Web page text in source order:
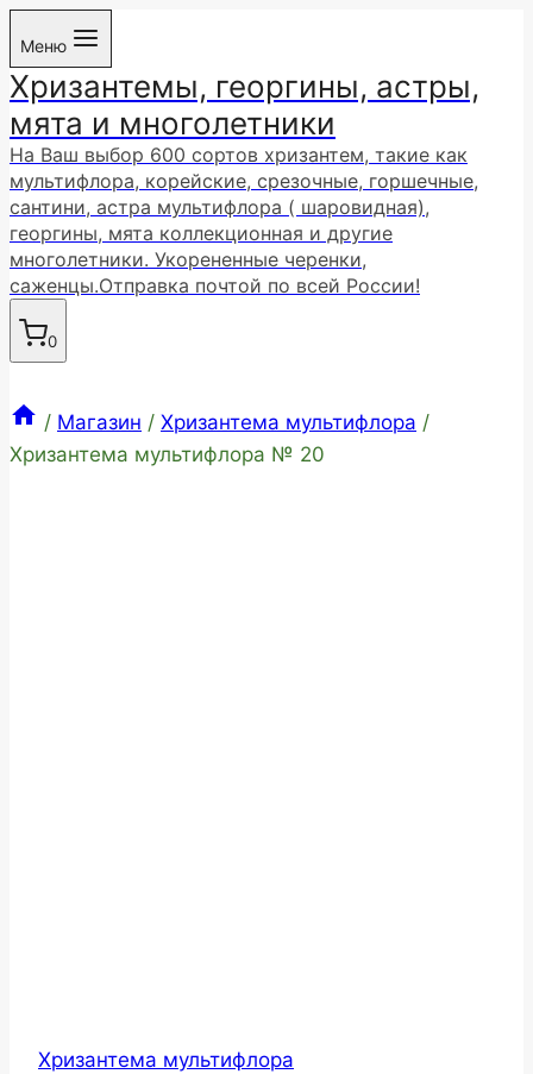
Перейти
содержимому
Меню
Хризантемы, георгины, астры,
мята и многолетники
На Ваш выбор 600 сортов хризантем, такие как
мультифлора, корейские, срезочные, горшечные,
сантини, астра мультифлора ( шаровидная),
георгины, мята коллекционная и другие
многолетники. Укорененные черенки,
саженцы.Отправка почтой по всей России!
0
/ Магазин / Хризантема мультифлора /
Хризантема мультифлора № 20
Хризантема мультифлора